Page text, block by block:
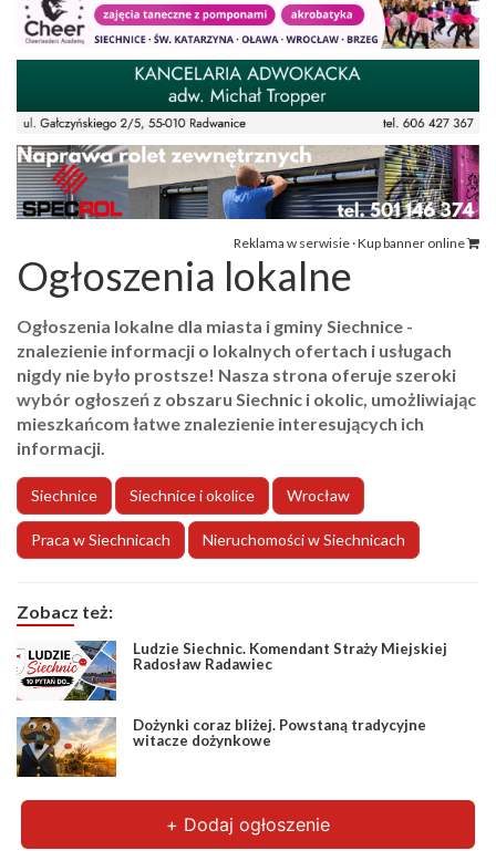
Reklama w serwisie · Kup banner online
Ogłoszenia lokalne
Ogłoszenia lokalne dla miasta i gminy Siechnice -
znalezienie informacji o lokalnych ofertach i usługach
nigdy nie było prostsze! Nasza strona oferuje szeroki
wybór ogłoszeń z obszaru Siechnic i okolic, umożliwiając
mieszkańcom łatwe znalezienie interesujących ich
informacji.
Siechnice Siechnice i okolice Wrocław
Praca w Siechnicach Nieruchomości w Siechnicach
Zobacz też:
Ludzie Siechnic. Komendant Straży Miejskiej
Radosław Radawiec
Dożynki coraz bliżej. Powstaną tradycyjne
witacze dożynkowe